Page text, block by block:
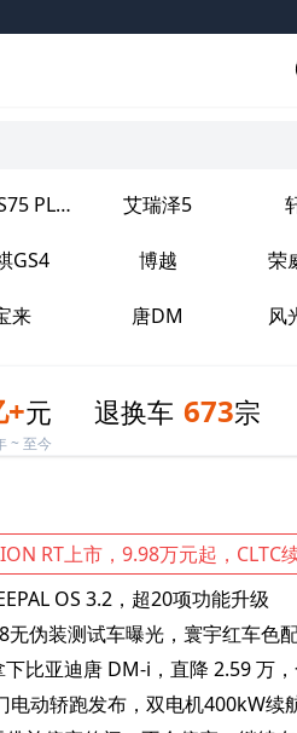
长安CS75 PLUS 艾瑞泽5
GS4 博越 荣
来 唐DM 风
+元
~ 至今
退换车 673宗
RT上市，9.98万元起，CLTC
OS 3.2，超20项功能升级
无伪装测试车曝光，寰宇红车色
比亚迪唐 DM‑i，直降 2.59 万
电动轿跑发布，双电机400kW续